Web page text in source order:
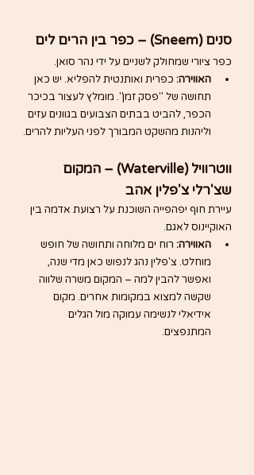
סנים (Sneem) – כפר בין הרים לים
כפר ציורי שמחולק לשניים על ידי נהר סואן.
האווירה: כפרית ואותנטית להפליא. יש כאן
תחושה של "פסק זמן". מומלץ לעצור בכיכר
הכפר, להביט בבתים הצבועים בגוונים עזים
וליהנות מהשקט המבורך לפני העליות להרים.
ווטרוויל (Waterville) – המקום
שצ'רלי צ'פלין אהב
עיירת חוף יפהפייה השוכנת על רצועת אדמה בין
האוקיינוס לאגם.
האווירה: רוח ים מלוחה ותחושה של חופש
מוחלט. צ'פלין נהג לנפוש כאן מדי שנה,
ואפשר להבין למה – המקום משרה שלווה
שקשה למצוא במקומות אחרים. מקום
אידיאלי לנשימה עמוקה מול הגלים
המתנפצים.